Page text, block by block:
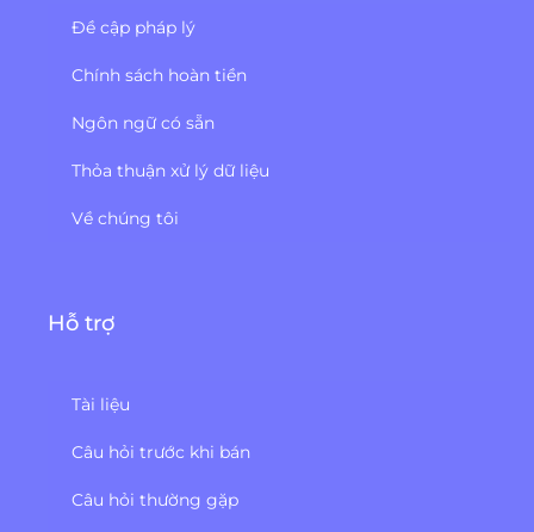
Đề cập pháp lý
Chính sách hoàn tiền
Ngôn ngữ có sẵn
Thỏa thuận xử lý dữ liệu
Về chúng tôi
Hỗ trợ
Tài liệu
Câu hỏi trước khi bán
Câu hỏi thường gặp